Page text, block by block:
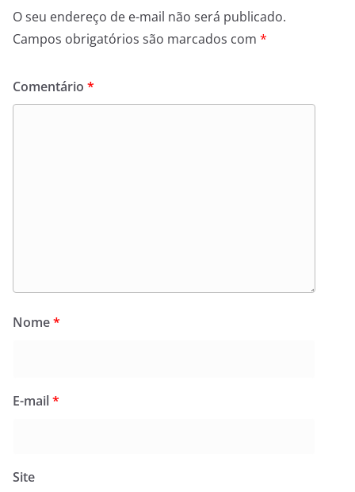
O seu endereço de e-mail não será publicado.
Campos obrigatórios são marcados com *
Comentário *
Nome*
E-mail*
Site